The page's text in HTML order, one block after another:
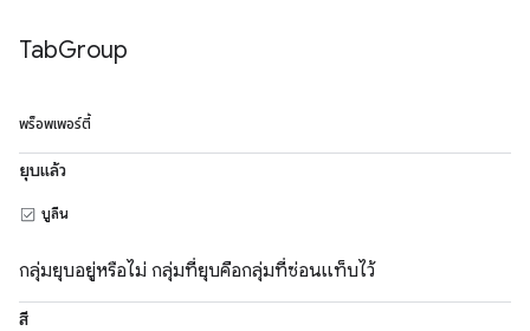
TabGroup
พร็อพเพอร์ตี้
ยุบแล้ว
บูลีน
กลุ่มยุบอยู่หรือไม่ กลุ่มที่ยุบคือกลุ่มที่ซ่อนแท็บไว้
สี